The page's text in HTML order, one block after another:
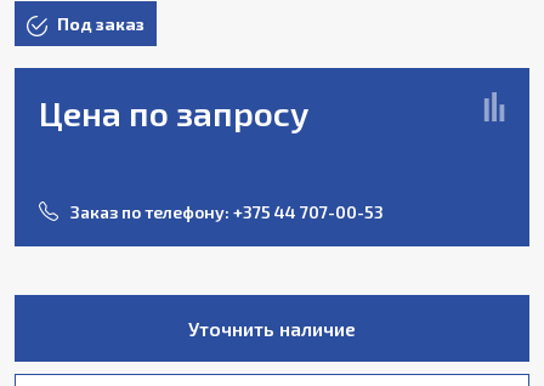
Под заказ
Цена по запросу
Заказ по телефону: +375 44 707-00-53
Уточнить наличие